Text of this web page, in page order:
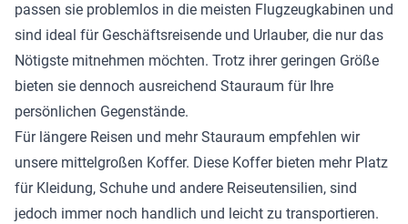
passen sie problemlos in die meisten Flugzeugkabinen und
sind ideal für Geschäftsreisende und Urlauber, die nur das
Nötigste mitnehmen möchten. Trotz ihrer geringen Größe
bieten sie dennoch ausreichend Stauraum für Ihre
persönlichen Gegenstände.
Für längere Reisen und mehr Stauraum empfehlen wir
unsere mittelgroßen Koffer. Diese Koffer bieten mehr Platz
für Kleidung, Schuhe und andere Reiseutensilien, sind
jedoch immer noch handlich und leicht zu transportieren.